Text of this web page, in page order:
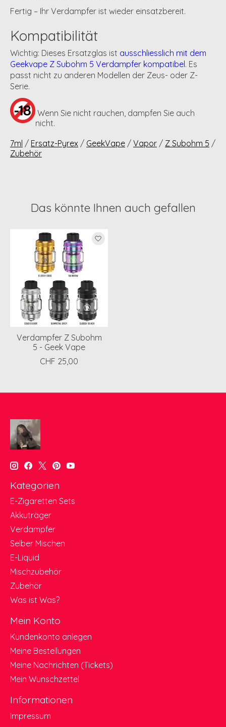
Fertig – Ihr Verdampfer ist wieder einsatzbereit.
Kompatibilität
Wichtig: Dieses Ersatzglas ist ausschliesslich mit dem
Geekvape Z Subohm 5 Verdampfer kompatibel. Es
passt nicht zu anderen Modellen der Zeus- oder Z-
Serie.
Wenn Sie nicht rauchen, dampfen Sie auch
nicht.
7ml / Ersatz-Pyrex / GeekVape / Vapor / Z Subohm 5 /
Zubehör
Das könnte Ihnen auch gefallen
Produkt-Karussell-Artikel
Verdampfer Z Subohm
5 - Geek Vape
CHF 25,00
Kategorien
E-Zigaretten Sets
Akkuträger
Verdampfer
Selber Mischen
E-Liquid
Mischzubehör
Zubehör
Was ist Was?
Mein Konto
Kundenkonto anlegen
Meine Bestellungen
Meine Nachrichten (Tickets)
Mein Wunschzettel
Informationen
Impressum